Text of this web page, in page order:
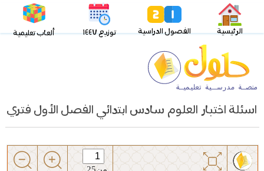
الرئيسية الفصول الدراسية توزيع ١٤٤٧ ألعاب تعليمية
اسئلة اختبار العلوم سادس ابتدائي الفصل الأول فتري